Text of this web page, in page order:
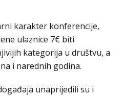
karakter konferencije,
ulaznice 7€ biti
kategorija u društvu, a
i narednih godina.
unaprijedili su i